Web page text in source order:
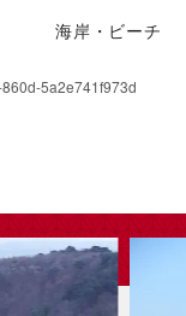
海岸・ビーチ
5a2e741f973d